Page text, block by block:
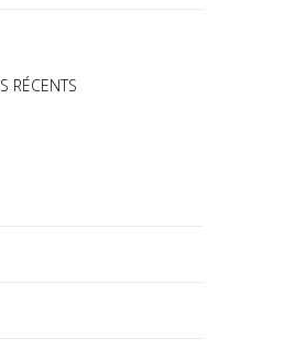
RÉCENTS